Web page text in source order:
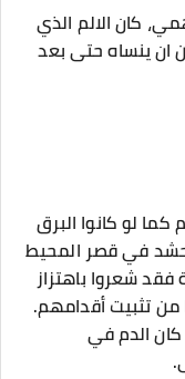
كان الالم الذي
ان ينساه حتى بعد
لو كانوا البرق
في قصر المحيط
شعروا باهتزاز
من تثبيت أقدامهم.
كان الدم في